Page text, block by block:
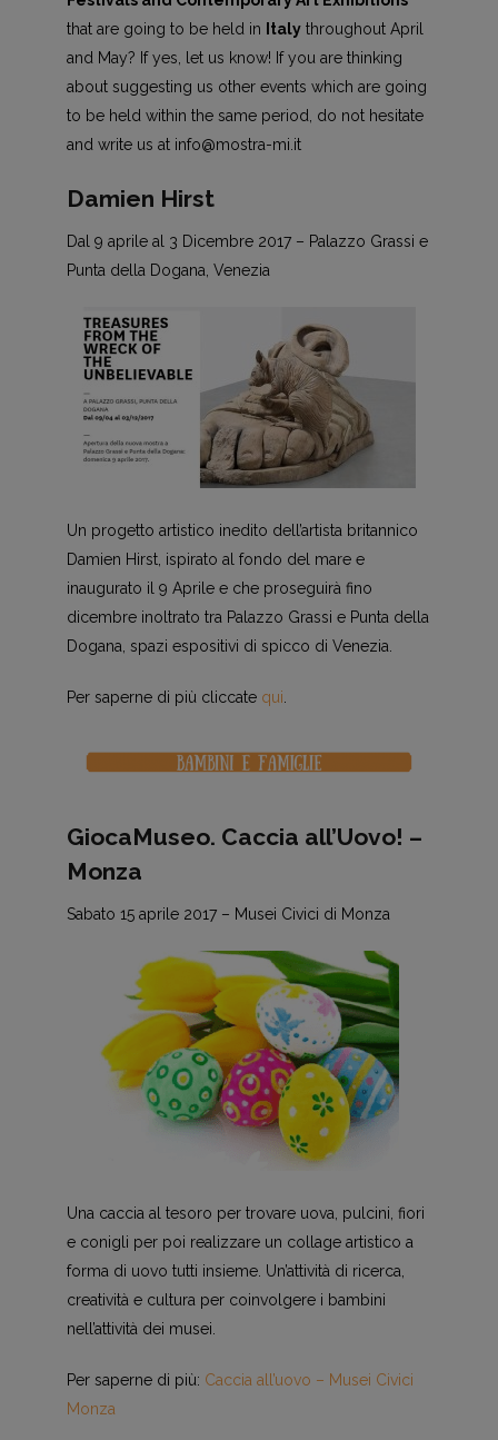
that are going to be held in
Italythroughout April
and May? If yes, let us know! If you are thinking
about suggesting us other events which are going
to be held within the same period, do not hesitate
and write us at info@mostra-mi.it
Damien Hirst
Dal 9 aprile al 3 Dicembre 2017 – Palazzo Grassi e
Punta della Dogana, Venezia
Un progetto artistico inedito dell’artista britannico
Damien Hirst, ispirato al fondo del mare e
inaugurato il 9 Aprile e che proseguirà fino
dicembre inoltrato tra Palazzo Grassi e Punta della
Dogana, spazi espositivi di spicco di Venezia.
Per saperne di più cliccate qui.
GiocaMuseo. Caccia all’Uovo! –
Monza
Sabato 15 aprile 2017 – Musei Civici di Monza
Una caccia al tesoro per trovare uova, pulcini, fiori
e conigli per poi realizzare un collage artistico a
forma di uovo tutti insieme. Un’attività di ricerca,
creatività e cultura per coinvolgere i bambini
nell’attività dei musei.
Per saperne di più: Caccia all’uovo – Musei Civici
Monza